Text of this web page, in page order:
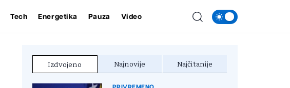
Tech Energetika Pauza Video
Izdvojeno Najnovije Najčitanije
PRIVREMENO